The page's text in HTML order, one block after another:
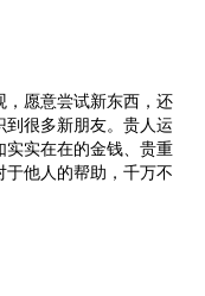
，愿意尝试新东西，还
很多新朋友。贵人运
实实在在的金钱、贵重
于他人的帮助，千万不